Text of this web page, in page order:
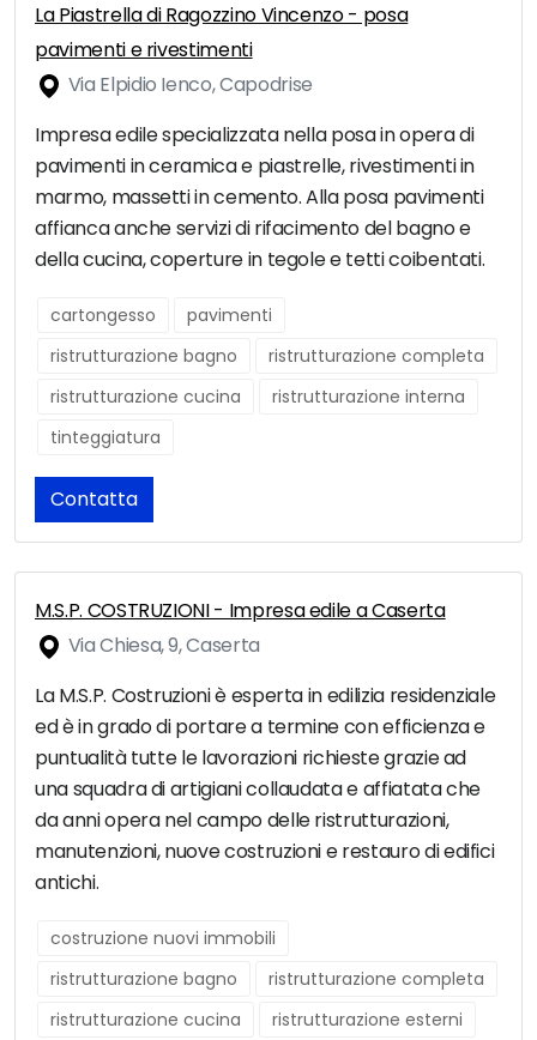
La Piastrella di Ragozzino Vincenzo - posa
pavimenti e rivestimenti
Via Elpidio Ienco, Capodrise
Impresa edile specializzata nella posa in opera di
pavimenti in ceramica e piastrelle, rivestimenti in
marmo, massetti in cemento. Alla posa pavimenti
affianca anche servizi di rifacimento del bagno e
della cucina, coperture in tegole e tetti coibentati.
cartongesso
pavimenti
ristrutturazione bagno
ristrutturazione completa
ristrutturazione cucina
ristrutturazione interna
tinteggiatura
Contatta
M.S.P. COSTRUZIONI - Impresa edile a Caserta
Via Chiesa, 9, Caserta
La M.S.P. Costruzioni è esperta in edilizia residenziale
ed è in grado di portare a termine con efficienza e
puntualità tutte le lavorazioni richieste grazie ad
una squadra di artigiani collaudata e affiatata che
da anni opera nel campo delle ristrutturazioni,
manutenzioni, nuove costruzioni e restauro di edifici
antichi.
costruzione nuovi immobili
ristrutturazione bagno
ristrutturazione completa
ristrutturazione cucina
ristrutturazione esterni